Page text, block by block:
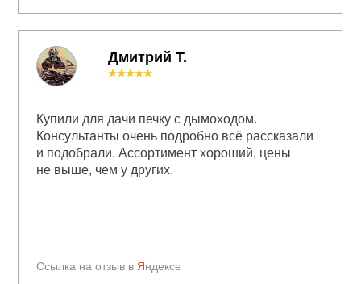
Ссылка на отзыв в Яндексе
★★★★★
Купили для дачи печку с дымоходом.
Консультанты очень подробно всё рассказали
и подобрали. Ассортимент хороший, цены
не выше, чем у других.
Дмитрий Т.